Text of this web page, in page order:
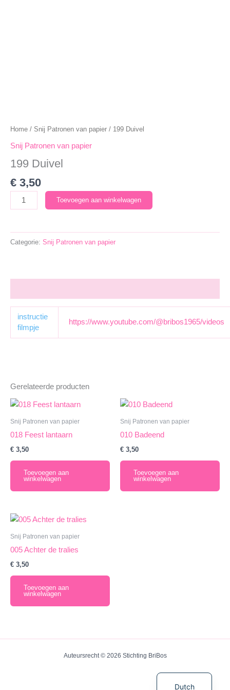
Home / Snij Patronen van papier / 199 Duivel
Snij Patronen van papier
199 Duivel
€ 3,50
Duivel
Toevoegen aan winkelwagen
Categorie: Snij Patronen van papier
instructie
filmpje
https://www.youtube.com/@bribos1965/videos
Gerelateerde producten
Snij Patronen van papier
018 Feest lantaarn
€ 3,50
Toevoegen aan
winkelwagen
Snij Patronen van papier
010 Badeend
€ 3,50
Toevoegen aan
winkelwagen
Snij Patronen van papier
005 Achter de tralies
€ 3,50
Toevoegen aan
winkelwagen
Auteursrecht © 2026 Stichting BriBos
Dutch